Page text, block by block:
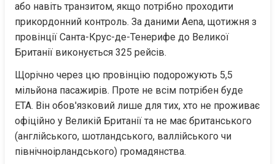
або навіть транзитом, якщо потрібно проходити
прикордонний контроль. За даними Aena, щотижня з
провінції Санта-Крус-де-Тенерифе до Великої
Британії виконується 325 рейсів.
Щорічно через цю провінцію подорожують 5,5
мільйона пасажирів. Проте не всім потрібен буде
ETA. Він обов'язковий лише для тих, хто не проживає
офіційно у Великій Британії та не має британського
(англійського, шотландського, валлійського чи
північноірландського) громадянства.